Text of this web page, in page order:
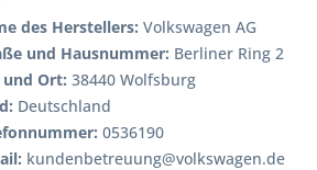
des Herstellers: Volkswagen AG
und Hausnummer: Berliner Ring 2
und Ort: 38440 Wolfsburg
Deutschland
0536190
kundenbetreuung@volkswagen.de